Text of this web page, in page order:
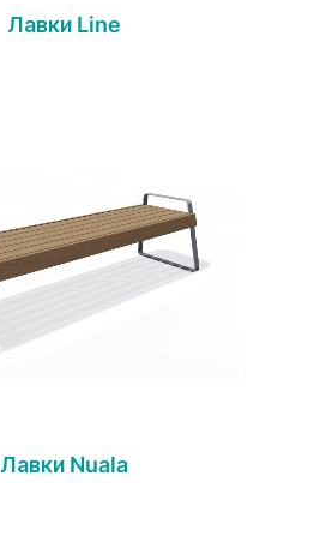
Лавки Line
Лавки Nuala